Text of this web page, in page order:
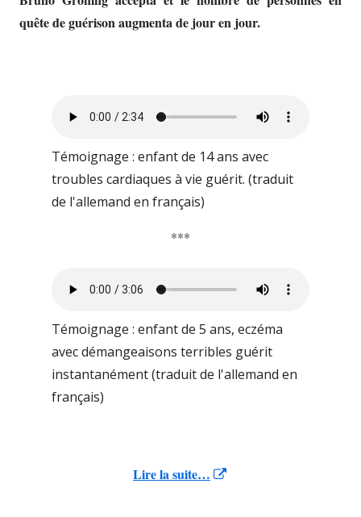
quête de guérison augmenta de jour en jour.
Témoignage : enfant de 14 ans avec
troubles cardiaques à vie guérit. (traduit
de l'allemand en français)
***
Témoignage : enfant de 5 ans, eczéma
avec démangeaisons terribles guérit
instantanément (traduit de l'allemand en
français)
Lire la suite…